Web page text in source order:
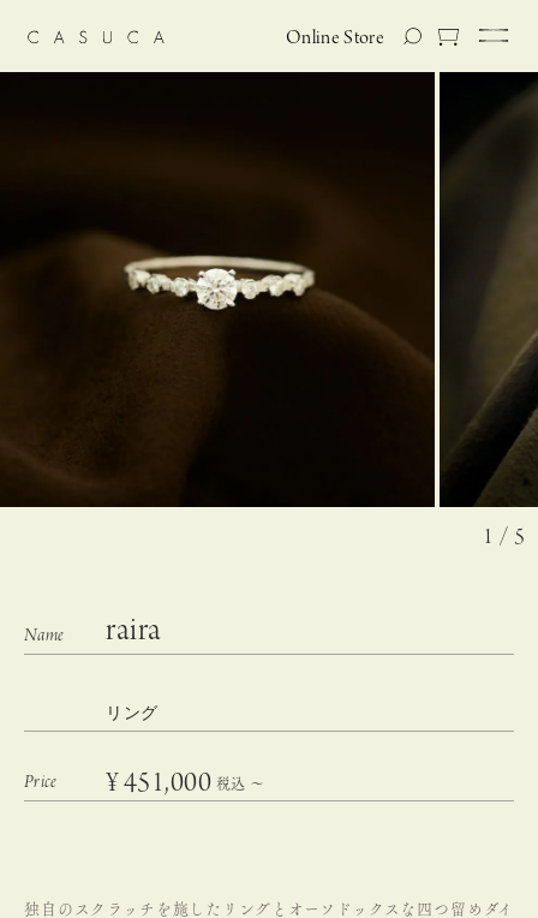
Online Store
1 / 5
raira
リング
¥451,000 税込 〜
独自のスクラッチを施したリングとオーソドックスな四つ留めダイ